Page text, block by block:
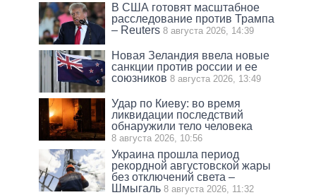
В США готовят масштабное
расследование против Трампа
– Reuters 8 августа 2026, 14:39
Новая Зеландия ввела новые
санкции против россии и ее
союзников 8 августа 2026, 13:49
Удар по Киеву: во время
ликвидации последствий
обнаружили тело человека
8 августа 2026, 10:56
Украина прошла период
рекордной августовской жары
без отключений света –
Шмыгаль 8 августа 2026, 11:32